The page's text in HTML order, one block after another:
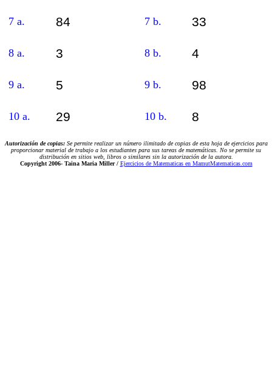
7 a. 84 7 b. 33
8 a. 3 8 b. 4
9 a. 5 9 b. 98
10 a. 29 10 b. 8
Autorización de copias: Se permite realizar un número ilimitado de copias de esta hoja de ejercicios para
proporcionar material de trabajo a los estudiantes para sus tareas de matemáticas. No se permite su
distribución en sitios web, libros o similares sin la autorización de la autora.
Copyright 2006-Taina Maria Miller / Ejercicios de Matematicas en MamutMatematicas.com